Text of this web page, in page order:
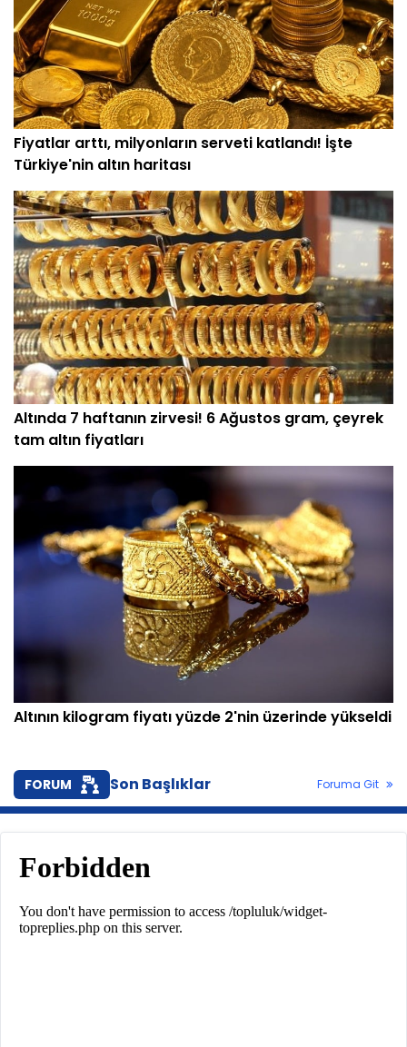
Fiyatlar arttı, milyonların serveti katlandı! İşte
Türkiye'nin altın haritası
Altında 7 haftanın zirvesi! 6 Ağustos gram, çeyrek
tam altın fiyatları
Altının kilogram fiyatı yüzde 2'nin üzerinde yükseldi
FORUM Son Başlıklar Foruma Git